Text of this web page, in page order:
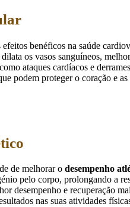
benéficos na saúde
os vasos sanguíneos,
ataques cardíacos e
podem proteger o coração e
de melhorar o desempenho
pelo corpo, prolongando a
desempenho e recuperação
nas suas atividades